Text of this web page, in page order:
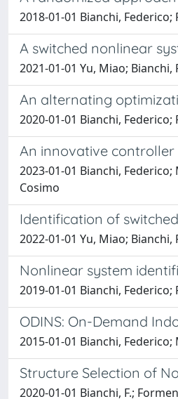
2018-01-01 Bianchi,
A switched nonlinear
2021-01-01 Yu, Miao;
An alternating
2020-01-01 Bianchi,
An innovative
2023-01-01 Bianchi,
Cosimo
Identification of
2022-01-01 Yu, Miao;
Nonlinear system
2019-01-01 Bianchi,
ODINS: On-Demand
2015-01-01 Bianchi,
Structure Selection of
2020-01-01 Bianchi, F.;